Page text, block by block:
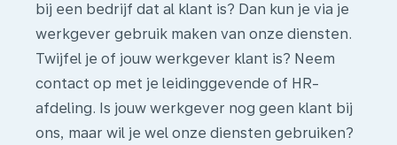
bij een bedrijf dat al klant is? Dan kun je via je
werkgever gebruik maken van onze diensten.
Twijfel je of jouw werkgever klant is? Neem
contact op met je leidinggevende of HR-
afdeling. Is jouw werkgever nog geen klant bij
ons, maar wil je wel onze diensten gebruiken?